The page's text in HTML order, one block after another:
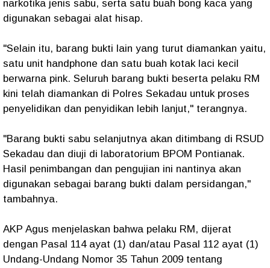
narkotika jenis sabu, serta satu buah bong kaca yang
digunakan sebagai alat hisap.
"Selain itu, barang bukti lain yang turut diamankan yaitu,
satu unit handphone dan satu buah kotak laci kecil
berwarna pink. Seluruh barang bukti beserta pelaku RM
kini telah diamankan di Polres Sekadau untuk proses
penyelidikan dan penyidikan lebih lanjut," terangnya.
"Barang bukti sabu selanjutnya akan ditimbang di RSUD
Sekadau dan diuji di laboratorium BPOM Pontianak.
Hasil penimbangan dan pengujian ini nantinya akan
digunakan sebagai barang bukti dalam persidangan,"
tambahnya.
AKP Agus menjelaskan bahwa pelaku RM, dijerat
dengan Pasal 114 ayat (1) dan/atau Pasal 112 ayat (1)
Undang-Undang Nomor 35 Tahun 2009 tentang